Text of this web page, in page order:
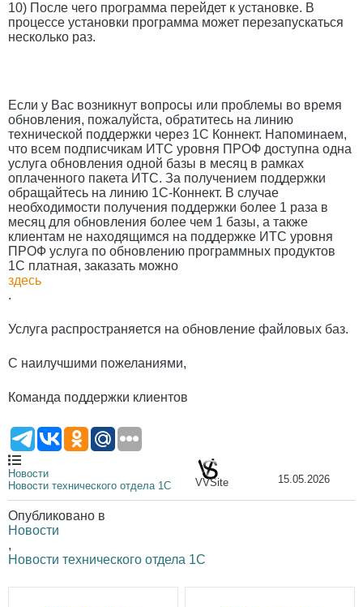
10) После чего программа перейдет к установке. В
процессе установки программа может перезапускаться
несколько раз.
Если у Вас возникнут вопросы или проблемы во время
обновления, пожалуйста, обратитесь на линию
технической поддержки через 1С Коннект. Напоминаем,
что всем подписчикам ИТС уровня ПРОФ доступна одна
услуга обновления одной базы в месяц в рамках
оплаченного пакета ИТС. За получением поддержки
обращайтесь на линию 1С-Коннект. В случае
необходимости получения поддержки более 1 раза в
месяц для обновления более чем 1 базы, а также
клиентам не находящимся на поддержке ИТС уровня
ПРОФ услуга по обновлению программных продуктов
1С платная, заказать можно
здесь
.
Услуга распространяется на обновление файловых баз.
С наилучшими пожеланиями,
Команда поддержки клиентов
Новости
Новости технического отдела 1С
VVSite 15.05.2026
Опубликовано в
Новости
,
Новости технического отдела 1С